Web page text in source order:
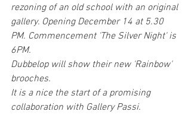
rezoning of an old school with an original
gallery. Opening December 14 at 5.30
PM. Commencement 'The Silver Night' is
6PM.
Dubbelop will show their new 'Rainbow'
brooches.
It is a nice the start of a promising
collaboration with Gallery Passi.